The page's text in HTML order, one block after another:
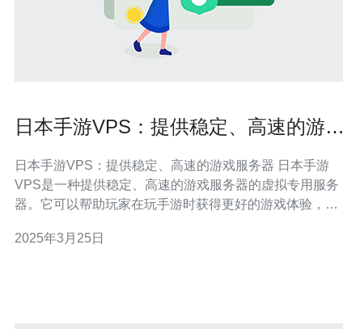
日本手游VPS：提供稳定、高速的游戏
日本手游VPS：提供稳定、高速的游戏服务器 日本手游
VPS是一种提供稳定、高速的游戏服务器的虚拟专用服务
器。它可以帮助玩家在玩手游时获得更好的游戏体验，确
达的国家，拥有众多优秀的手游开发公司和游戏服务器提
2025年3月25日